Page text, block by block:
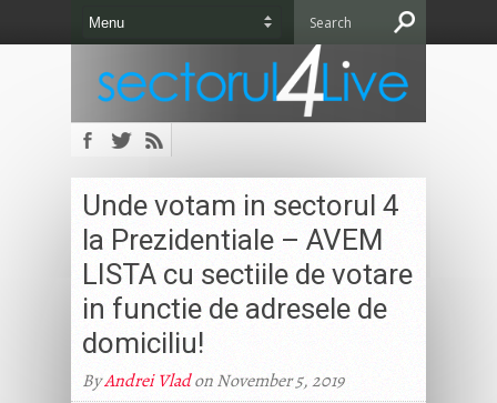
Unde votam in sectorul 4
la Prezidentiale – AVEM
LISTA cu sectiile de votare
in functie de adresele de
domiciliu!
ByAndrei Vladon November 5, 2019